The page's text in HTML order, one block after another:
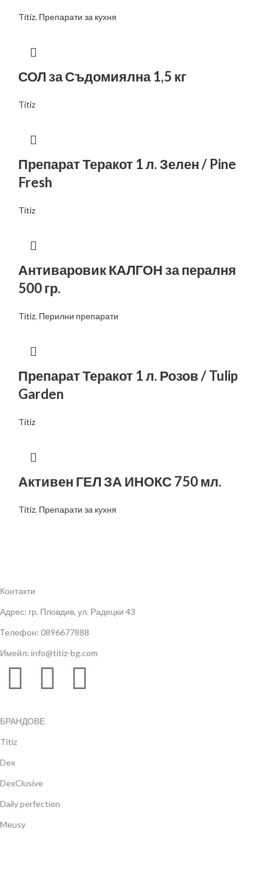
Titiz, Препарати за кухня
СОЛ за Съдомиялна 1,5 кг
Titiz
Препарат Теракот 1 л. Зелен / Pine
Fresh
Titiz
Антиваровик КАЛГОН за пералня
500 гр.
Titiz, Перилни препарати
Препарат Теракот 1 л. Розов / Tulip
Garden
Titiz
Активен ГЕЛ ЗА ИНОКС 750 мл.
Titiz, Препарати за кухня
Контакти
Адрес: гр. Пловдив, ул. Радецки 43
Телефон: 0896677888
Имейл: info@titiz-bg.com
БРАНДОВЕ
Titiz
Dex
DexClusive
Daily perfection
Meusy